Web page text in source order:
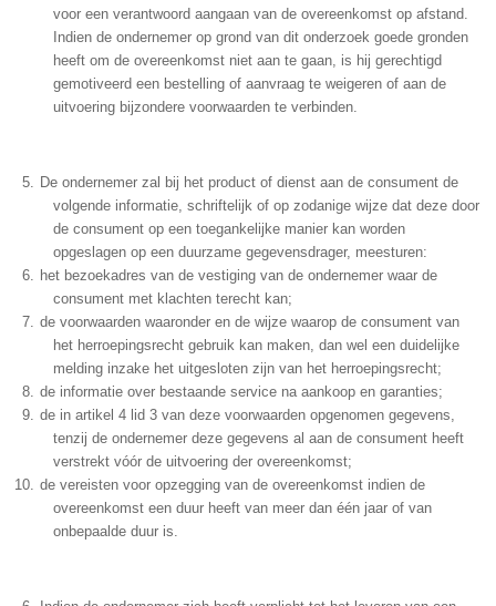
voor een verantwoord aangaan van de overeenkomst op afstand.
Indien de ondernemer op grond van dit onderzoek goede gronden
heeft om de overeenkomst niet aan te gaan, is hij gerechtigd
gemotiveerd een bestelling of aanvraag te weigeren of aan de
uitvoering bijzondere voorwaarden te verbinden.
De ondernemer zal bij het product of dienst aan de consument de
volgende informatie, schriftelijk of op zodanige wijze dat deze door
de consument op een toegankelijke manier kan worden
opgeslagen op een duurzame gegevensdrager, meesturen:
het bezoekadres van de vestiging van de ondernemer waar de
consument met klachten terecht kan;
de voorwaarden waaronder en de wijze waarop de consument van
het herroepingsrecht gebruik kan maken, dan wel een duidelijke
melding inzake het uitgesloten zijn van het herroepingsrecht;
de informatie over bestaande service na aankoop en garanties;
de in artikel 4 lid 3 van deze voorwaarden opgenomen gegevens,
tenzij de ondernemer deze gegevens al aan de consument heeft
verstrekt vóór de uitvoering der overeenkomst;
de vereisten voor opzegging van de overeenkomst indien de
overeenkomst een duur heeft van meer dan één jaar of van
onbepaalde duur is.